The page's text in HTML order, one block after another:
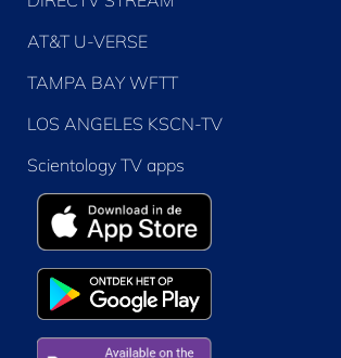
AT&T U-VERSE
TAMPA BAY WFTT
LOS ANGELES KSCN-TV
Scientology TV apps